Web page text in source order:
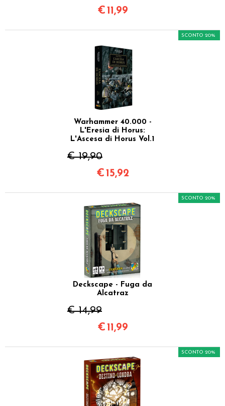
€ 11,99
Warhammer 40.000 -
L'Eresia di Horus:
L'Ascesa di Horus Vol.1
€ 19,90
SCONTO 20%
€ 15,92
Deckscape - Fuga da
Alcatraz
€ 14,99
SCONTO 20%
€ 11,99
SCONTO 20%